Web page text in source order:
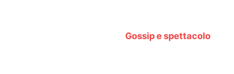
Gossip e spettacolo